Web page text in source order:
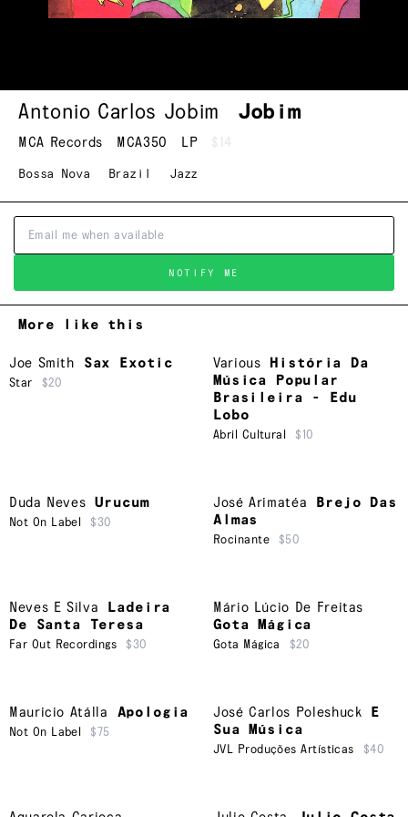
Antonio Carlos Jobim Jobim
MCA Records MCA350 LP $14
Bossa Nova Brazil Jazz
NOTIFY ME
More like this
Joe Smith Sax Exotic
Star $20
Various
História Da
Música Popular
Brasileira - Edu
Lobo
Abril Cultural $10
Duda Neves Urucum
Not On Label $30
José Arimatéa
Brejo Das
Almas
Rocinante $50
Neves E Silva
Ladeira
De Santa Teresa
Far Out Recordings $30
Mário Lúcio De Freitas
Gota Mágica
Gota Mágica $20
Mauricio Atálla Apologia
Not On Label $75
José Carlos Poleshuck
E
Sua Música
JVL Produções Artísticas $40